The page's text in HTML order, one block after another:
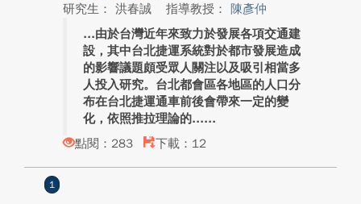
研究生： 洪春誠
指導教授： 陳彥仲
由於台灣近年來致力於發展各項交通建
設，其中台北捷運系統對於都市發展造成
的影響議題頗受眾人關注以及吸引相當多
人投入研究。台北都會區各地區的人口分
布在台北捷運通車前後會帶來一定的變
化，依照推拉理論的...
點閱：283
下載：12
1